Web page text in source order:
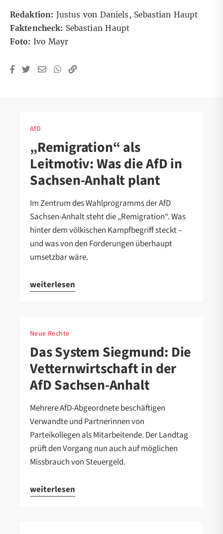
Redaktion: Justus von Daniels, Sebastian Haupt
Faktencheck: Sebastian Haupt
Foto: Ivo Mayr
AfD
„Remigration“ als
Leitmotiv: Was die AfD in
Sachsen-Anhalt plant
Im Zentrum des Wahlprogramms der AfD
Sachsen-Anhalt steht die „Remigration“. Was
hinter dem völkischen Kampfbegriff steckt –
und was von den Forderungen überhaupt
umsetzbar wäre.
weiterlesen
Neue Rechte
Das System Siegmund: Die
Vetternwirtschaft in der
AfD Sachsen-Anhalt
Mehrere AfD-Abgeordnete beschäftigen
Verwandte und Partnerinnen von
Parteikollegen als Mitarbeitende. Der Landtag
prüft den Vorgang nun auch auf möglichen
Missbrauch von Steuergeld.
weiterlesen